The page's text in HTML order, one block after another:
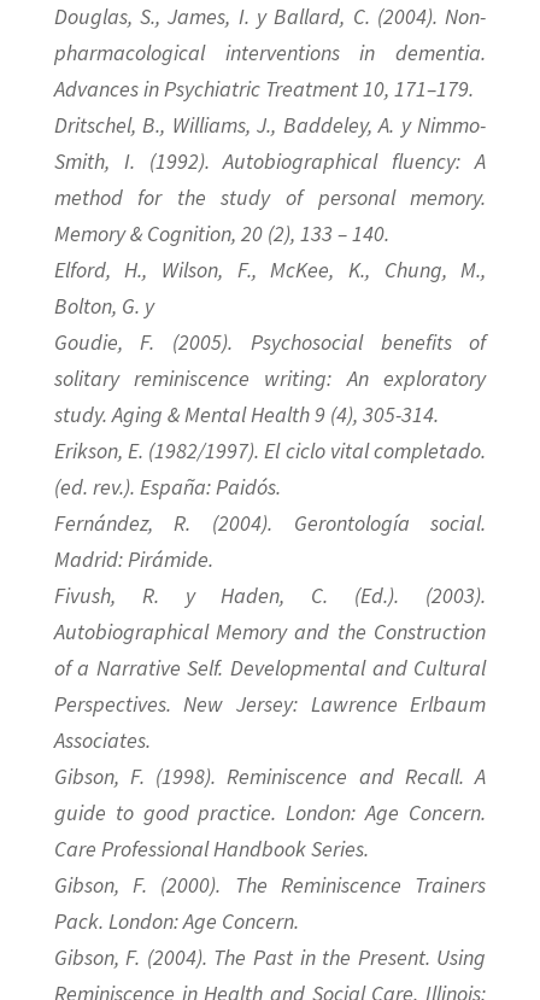
Douglas, S., James, I. y Ballard, C. (2004). Non-
pharmacological interventions in dementia.
Advances in Psychiatric Treatment 10, 171–179.
Dritschel, B., Williams, J., Baddeley, A. y Nimmo-
Smith, I. (1992). Autobiographical fluency: A
method for the study of personal memory.
Memory & Cognition, 20 (2), 133 – 140.
Elford, H., Wilson, F., McKee, K., Chung, M.,
Bolton, G. y
Goudie, F. (2005). Psychosocial benefits of
solitary reminiscence writing: An exploratory
study. Aging & Mental Health 9 (4), 305-314.
Erikson, E. (1982/1997). El ciclo vital completado.
(ed. rev.). España: Paidós.
Fernández, R. (2004). Gerontología social.
Madrid: Pirámide.
Fivush, R. y Haden, C. (Ed.). (2003).
Autobiographical Memory and the Construction
of a Narrative Self. Developmental and Cultural
Perspectives. New Jersey: Lawrence Erlbaum
Associates.
Gibson, F. (1998). Reminiscence and Recall. A
guide to good practice. London: Age Concern.
Care Professional Handbook Series.
Gibson, F. (2000). The Reminiscence Trainers
Pack. London: Age Concern.
Gibson, F. (2004). The Past in the Present. Using
Reminiscence in Health and Social Care. Illinois: